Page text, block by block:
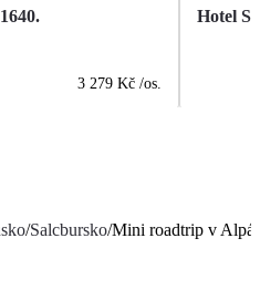
3 279 Kč /os.
Hotel
/Salcbursko/Mini roadtrip v